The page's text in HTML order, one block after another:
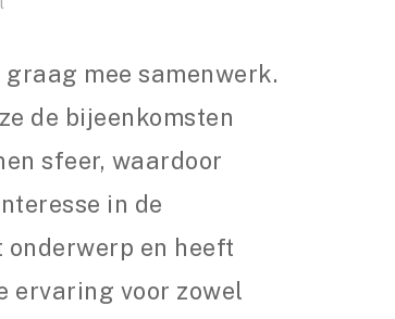
mee samenwerk.
de bijeenkomsten
sfeer, waardoor
in de
onderwerp en heeft
ervaring voor zowel